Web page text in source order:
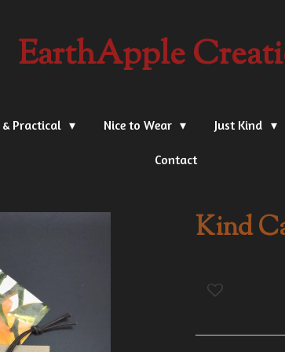
EarthApple
Practical Nice to Wear Just Kind
Contact
Kind